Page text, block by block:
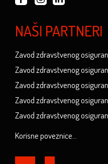
NAŠI PARTNERI
Zavod zdravstvenog
Zavod zdravstvenog
Zavod zdravstvenog
Zavod zdravstvenog
Zavod zdravstvenog
Korisne poveznice...